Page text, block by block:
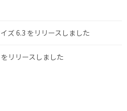
ズ 6.3 をリリースしました
リリースしました